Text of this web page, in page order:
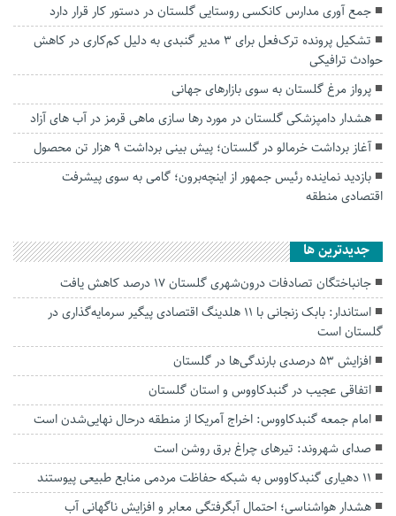
جمع آوری مدارس کانکسی روستایی گلستان در دستور کار قرار دارد
تشکیل پرونده ترک‌فعل برای ۳ مدیر گنبدی به دلیل کم‌کاری در کاهش
حوادث ترافیکی
پرواز مرغ گلستان به سوی بازارهای جهانی
هشدار دامپزشکی گلستان در مورد رها سازی ماهی قرمز در آب های آزاد
آغاز برداشت خرمالو در گلستان؛ پیش بینی برداشت ۹ هزار تن محصول
بازدید نماینده رئیس جمهور از اینچه‌برون؛ گامی به سوی پیشرفت
اقتصادی منطقه
جديدترين ها
جانباختگان تصادفات درون‌شهری گلستان ۱۷ درصد کاهش یافت
استاندار: بابک زنجانی با ۱۱ هلدینگ اقتصادی پیگیر سرمایه‌گذاری در
گلستان است
افزایش ۵۳ درصدی بارندگی‌ها در گلستان
اتفاقی عجیب در‌ گنبدکاووس و استان گلستان
امام جمعه گنبدکاووس: اخراج آمریکا از منطقه درحال نهایی‌شدن است
صدای شهروند: تیرهای چراغ برق روشن است
۱۱ دهیاری گنبدکاووس به شبکه حفاظت مردمی منابع طبیعی پیوستند
هشدار هواشناسی؛ احتمال آبگرفتگی معابر و افزایش ناگهانی آب